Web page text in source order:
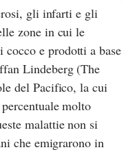
gli infarti e gli
zone in cui le
cocco e prodotti a base
Lindeberg(The
del Pacifico, la cui
molto
malattie non si
che emigrarono in